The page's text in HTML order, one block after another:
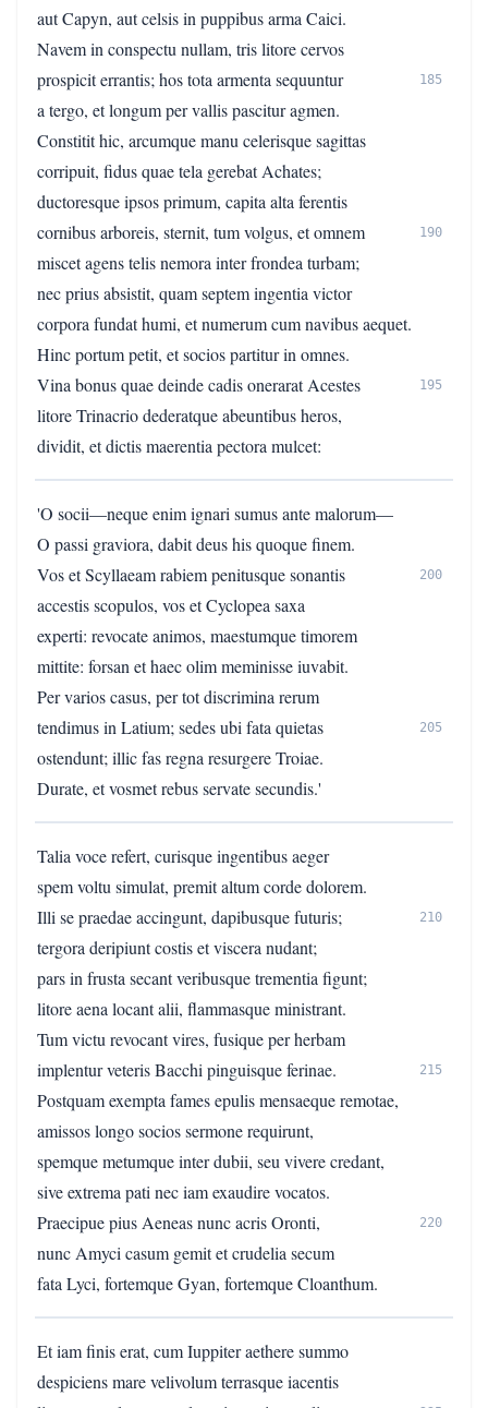
aut Capyn, aut celsis in puppibus arma Caici.
Navem in conspectu nullam, tris litore cervos
prospicit errantis; hos tota armenta sequuntur
185
a tergo, et longum per vallis pascitur agmen.
Constitit hic, arcumque manu celerisque sagittas
corripuit, fidus quae tela gerebat Achates;
ductoresque ipsos primum, capita alta ferentis
cornibus arboreis, sternit, tum volgus, et omnem
190
miscet agens telis nemora inter frondea turbam;
nec prius absistit, quam septem ingentia victor
corpora fundat humi, et numerum cum navibus aequet.
Hinc portum petit, et socios partitur in omnes.
Vina bonus quae deinde cadis onerarat Acestes
195
litore Trinacrio dederatque abeuntibus heros,
dividit, et dictis maerentia pectora mulcet:
'O socii—neque enim ignari sumus ante malorum—
O passi graviora, dabit deus his quoque finem.
Vos et Scyllaeam rabiem penitusque sonantis
200
accestis scopulos, vos et Cyclopea saxa
experti: revocate animos, maestumque timorem
mittite: forsan et haec olim meminisse iuvabit.
Per varios casus, per tot discrimina rerum
tendimus in Latium; sedes ubi fata quietas
205
ostendunt; illic fas regna resurgere Troiae.
Durate, et vosmet rebus servate secundis.'
Talia voce refert, curisque ingentibus aeger
spem voltu simulat, premit altum corde dolorem.
Illi se praedae accingunt, dapibusque futuris;
210
tergora deripiunt costis et viscera nudant;
pars in frusta secant veribusque trementia figunt;
litore aena locant alii, flammasque ministrant.
Tum victu revocant vires, fusique per herbam
implentur veteris Bacchi pinguisque ferinae.
215
Postquam exempta fames epulis mensaeque remotae,
amissos longo socios sermone requirunt,
spemque metumque inter dubii, seu vivere credant,
sive extrema pati nec iam exaudire vocatos.
Praecipue pius Aeneas nunc acris Oronti,
220
nunc Amyci casum gemit et crudelia secum
fata Lyci, fortemque Gyan, fortemque Cloanthum.
Et iam finis erat, cum Iuppiter aethere summo
despiciens mare velivolum terrasque iacentis